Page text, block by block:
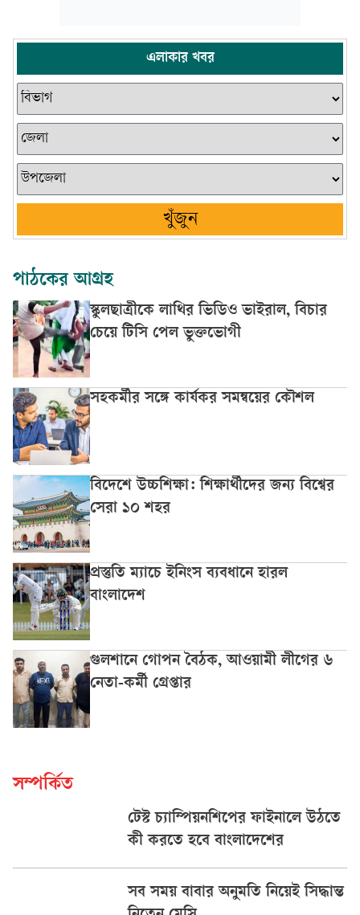
এলাকার খবর
খুঁজুন
পাঠকের আগ্রহ
স্কুলছাত্রীকে লাথির ভিডিও ভাইরাল, বিচার
চেয়ে টিসি পেল ভুক্তভোগী
সহকর্মীর সঙ্গে কার্যকর সমন্বয়ের কৌশল
বিদেশে উচ্চশিক্ষা: শিক্ষার্থীদের জন্য বিশ্বের
সেরা ১০ শহর
প্রস্তুতি ম্যাচে ইনিংস ব্যবধানে হারল
বাংলাদেশ
গুলশানে গোপন বৈঠক, আওয়ামী লীগের ৬
নেতা-কর্মী গ্রেপ্তার
সম্পর্কিত
টেস্ট চ্যাম্পিয়নশিপের ফাইনালে উঠতে
কী করতে হবে বাংলাদেশের
সব সময় বাবার অনুমতি নিয়েই সিদ্ধান্ত